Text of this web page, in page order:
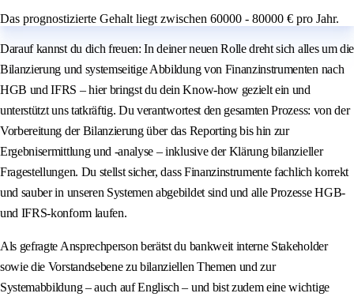
Das prognostizierte Gehalt liegt zwischen 60000 - 80000 € pro Jahr.
Darauf kannst du dich freuen: In deiner neuen Rolle dreht sich alles um die
Bilanzierung und systemseitige Abbildung von Finanzinstrumenten nach
HGB und IFRS – hier bringst du dein Know-how gezielt ein und
unterstützt uns tatkräftig. Du verantwortest den gesamten Prozess: von der
Vorbereitung der Bilanzierung über das Reporting bis hin zur
Ergebnisermittlung und -analyse – inklusive der Klärung bilanzieller
Fragestellungen. Du stellst sicher, dass Finanzinstrumente fachlich korrekt
und sauber in unseren Systemen abgebildet sind und alle Prozesse HGB-
und IFRS-konform laufen.
Als gefragte Ansprechperson berätst du bankweit interne Stakeholder
sowie die Vorstandsebene zu bilanziellen Themen und zur
Systemabbildung – auch auf Englisch – und bist zudem eine wichtige